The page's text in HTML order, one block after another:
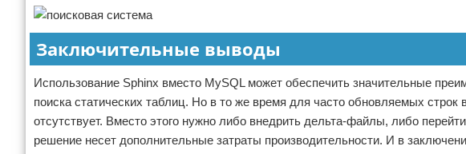
Заключительные выводы
Использование Sphinx вместо MySQL может обеспечить значительные
поиска статических таблиц. Но в то же время для часто обновляемых
отсутствует. Вместо этого нужно либо внедрить дельта-файлы, либо
решение несет дополнительные затраты производительности. И в